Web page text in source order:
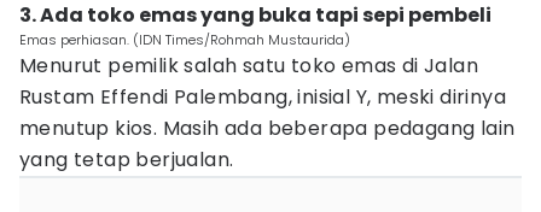
3. Ada toko emas yang buka tapi sepi pembeli
Emas perhiasan. (IDN Times/Rohmah Mustaurida)
Menurut pemilik salah satu toko emas di Jalan
Rustam Effendi Palembang, inisial Y, meski dirinya
menutup kios. Masih ada beberapa pedagang lain
yang tetap berjualan.